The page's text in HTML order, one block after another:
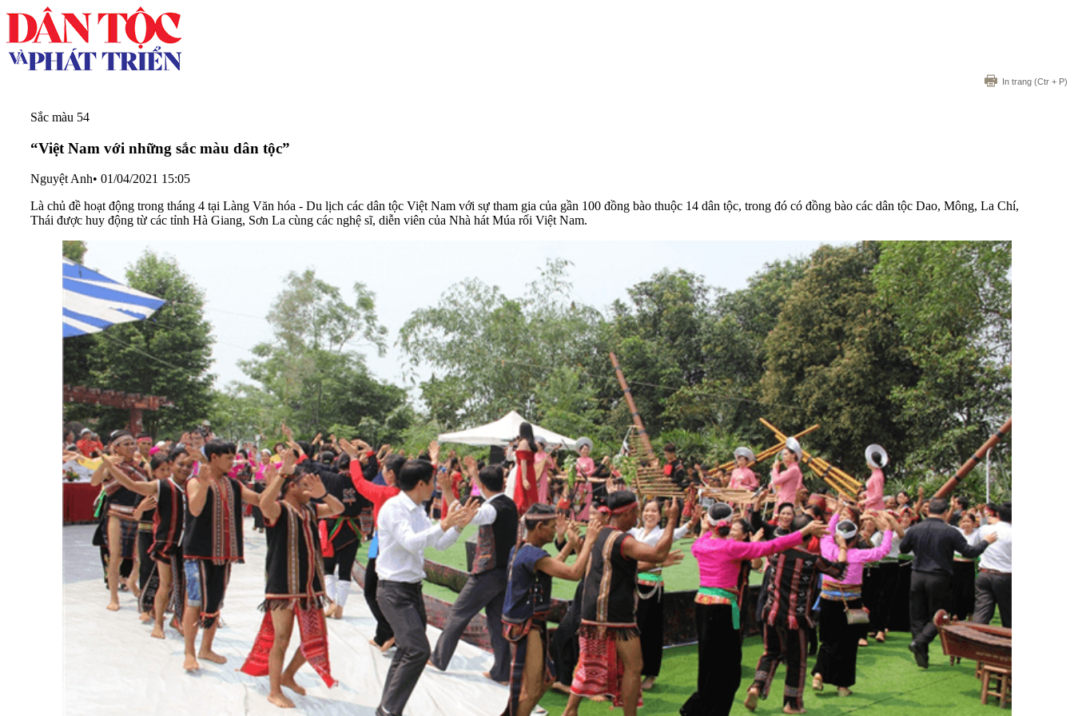
In trang (Ctr + P)
Sắc màu 54
“Việt Nam với những sắc màu dân tộc”
Nguyệt Anh• 01/04/2021 15:05
Là chủ đề hoạt động trong tháng 4 tại Làng Văn hóa - Du lịch các dân tộc Việt Nam với sự tham gia của gần 100 đồng bào thuộc 14 dân tộc, trong đó có đồng bào các dân tộc Dao, Mông, La Chí,
Thái được huy động từ các tỉnh Hà Giang, Sơn La cùng các nghệ sĩ, diễn viên của Nhà hát Múa rối Việt Nam.